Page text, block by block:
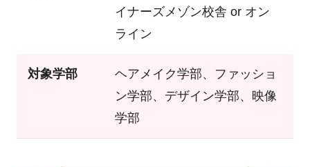
イナーズメゾン校舎 or オン
ライン
対象学部
ヘアメイク学部、ファッショ
ン学部、デザイン学部、映像
学部